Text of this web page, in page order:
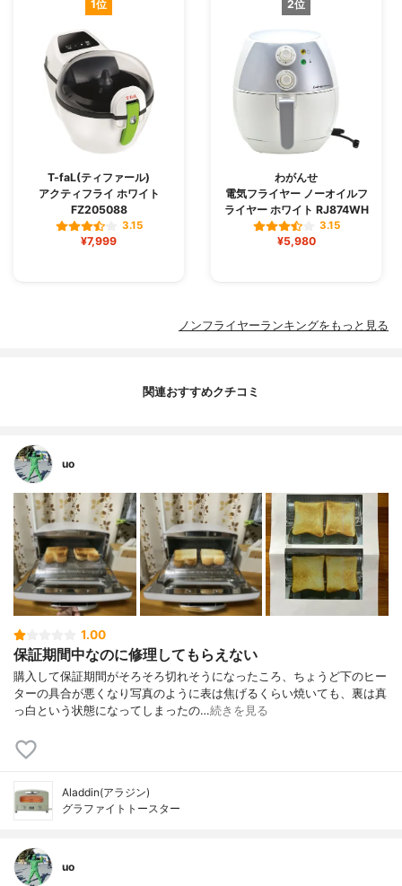
1位
T-faL(ティファール)
アクティフライ ホワイト
FZ205088
3.15
¥7,999
2位
わがんせ
電気フライヤー ノーオイルフ
ライヤー ホワイト RJ874WH
3.15
¥5,980
ノンフライヤーランキングをもっと見る
関連おすすめクチコミ
uo
1.00
保証期間中なのに修理してもらえない
購入して保証期間がそろそろ切れそうになったころ、ちょうど下のヒー
ターの具合が悪くなり写真のように表は焦げるくらい焼いても、裏は真
っ白という状態になってしまったの…続きを見る
Aladdin(アラジン)
グラファイトトースター
uo